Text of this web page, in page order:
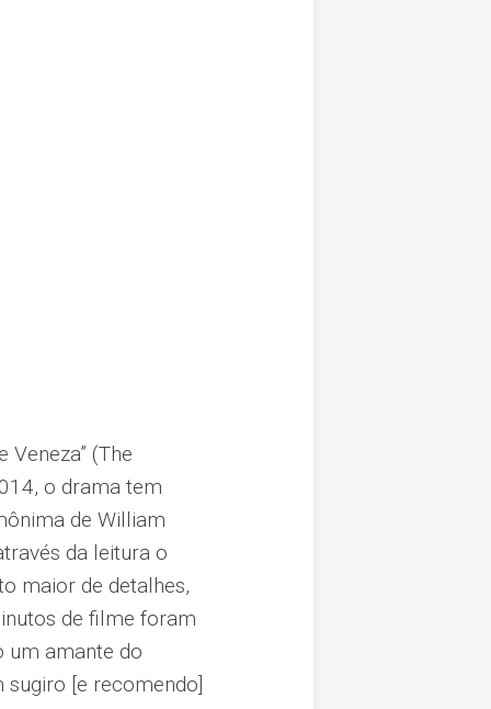
(The
o drama tem
de William
da leitura o
maior de detalhes,
de filme foram
um amante do
[e recomendo]